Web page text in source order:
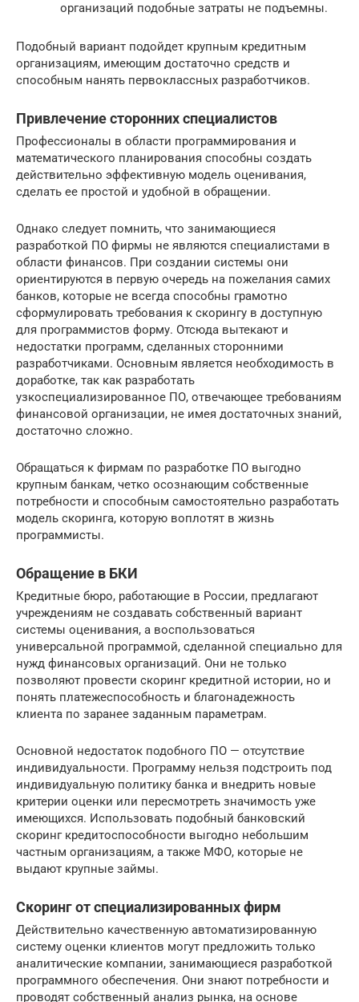
организаций подобные затраты не подъемны.
Подобный вариант подойдет крупным кредитным
организациям, имеющим достаточно средств и
способным нанять первоклассных разработчиков.
Привлечение сторонних специалистов
Профессионалы в области программирования и
математического планирования способны создать
действительно эффективную модель оценивания,
сделать ее простой и удобной в обращении.
Однако следует помнить, что занимающиеся
разработкой ПО фирмы не являются специалистами в
области финансов. При создании системы они
ориентируются в первую очередь на пожелания самих
банков, которые не всегда способны грамотно
сформулировать требования к скорингу в доступную
для программистов форму. Отсюда вытекают и
недостатки программ, сделанных сторонними
разработчиками. Основным является необходимость в
доработке, так как разработать
узкоспециализированное ПО, отвечающее требованиям
финансовой организации, не имея достаточных знаний,
достаточно сложно.
Обращаться к фирмам по разработке ПО выгодно
крупным банкам, четко осознающим собственные
потребности и способным самостоятельно разработать
модель скоринга, которую воплотят в жизнь
программисты.
Обращение в БКИ
Кредитные бюро, работающие в России, предлагают
учреждениям не создавать собственный вариант
системы оценивания, а воспользоваться
универсальной программой, сделанной специально для
нужд финансовых организаций. Они не только
позволяют провести скоринг кредитной истории, но и
понять платежеспособность и благонадежность
клиента по заранее заданным параметрам.
Основной недостаток подобного ПО — отсутствие
индивидуальности. Программу нельзя подстроить под
индивидуальную политику банка и внедрить новые
критерии оценки или пересмотреть значимость уже
имеющихся. Использовать подобный банковский
скоринг кредитоспособности выгодно небольшим
частным организациям, а также МФО, которые не
выдают крупные займы.
Скоринг от специализированных фирм
Действительно качественную автоматизированную
систему оценки клиентов могут предложить только
аналитические компании, занимающиеся разработкой
программного обеспечения. Они знают потребности и
проводят собственный анализ рынка, на основе